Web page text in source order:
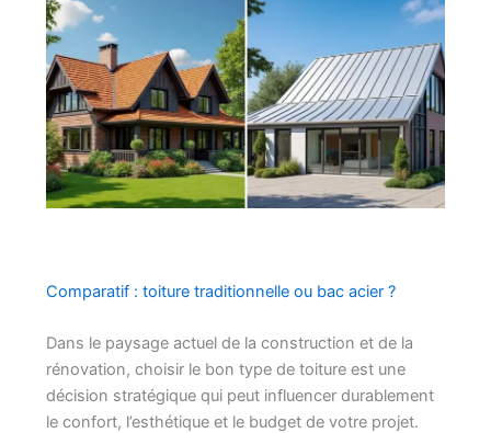
Comparatif : toiture traditionnelle ou bac acier ?
Dans le paysage actuel de la construction et de la
rénovation, choisir le bon type de toiture est une
décision stratégique qui peut influencer durablement
le confort, l’esthétique et le budget de votre projet.